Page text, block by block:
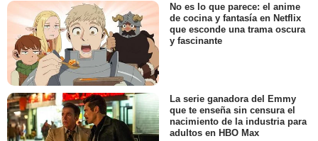
No es lo que parece: el anime
de cocina y fantasía en Netflix
que esconde una trama oscura
y fascinante
La serie ganadora del Emmy
que te enseña sin censura el
nacimiento de la industria para
adultos en HBO Max